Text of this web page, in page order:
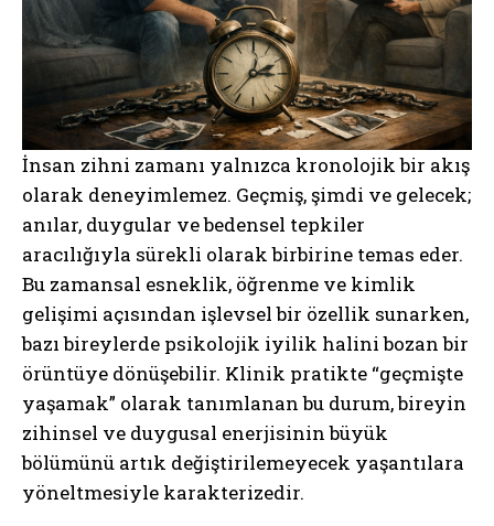
İnsan zihni zamanı yalnızca kronolojik bir akış
olarak deneyimlemez. Geçmiş, şimdi ve gelecek;
anılar, duygular ve bedensel tepkiler
aracılığıyla sürekli olarak birbirine temas eder.
Bu zamansal esneklik, öğrenme ve kimlik
gelişimi açısından işlevsel bir özellik sunarken,
bazı bireylerde psikolojik iyilik halini bozan bir
örüntüye dönüşebilir. Klinik pratikte “geçmişte
yaşamak” olarak tanımlanan bu durum, bireyin
zihinsel ve duygusal enerjisinin büyük
bölümünü artık değiştirilemeyecek yaşantılara
yöneltmesiyle karakterizedir.